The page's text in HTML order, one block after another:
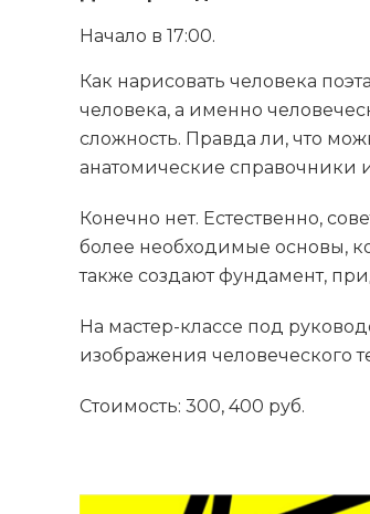
Начало в 17:00.
Как нарисовать человека
человека, а именно
сложность. Правда ли, что
анатомические
Конечно нет. Естественно,
более необходимые основы,
также создают фундамент,
На мастер-классе под
изображения человеческого
Стоимость: 300, 400 руб.